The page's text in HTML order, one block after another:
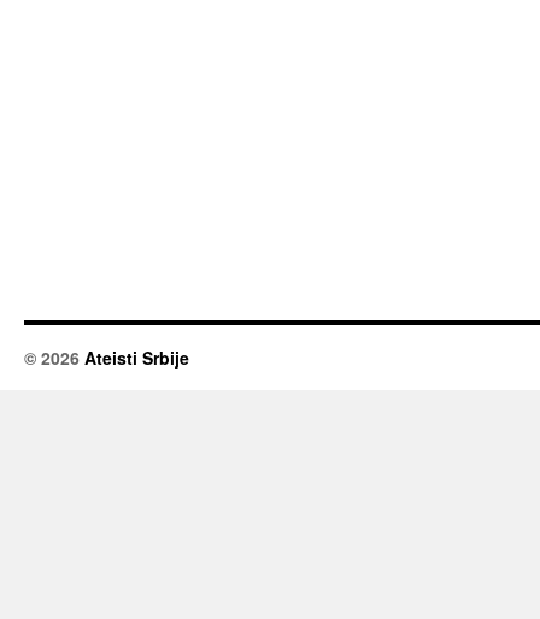
© 2026 Ateisti Srbije